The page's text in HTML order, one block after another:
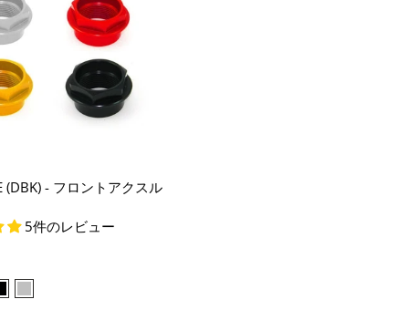
(DBK) - フロントアクスル
5件のレビュー